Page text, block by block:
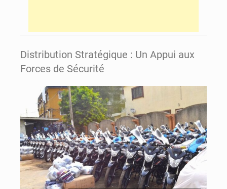
Distribution Stratégique : Un Appui aux
Forces de Sécurité